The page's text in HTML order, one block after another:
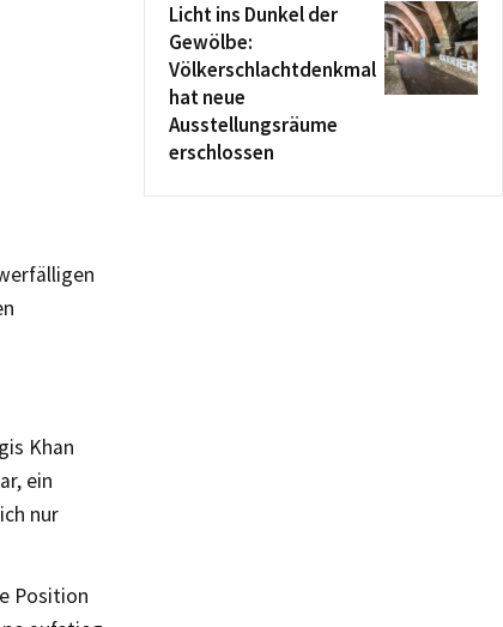
Khan
ein
nur
Position
Licht ins Dunkel der
Gewölbe:
Völkerschlachtdenkmal
hat neue
Ausstellungsräume
erschlossen